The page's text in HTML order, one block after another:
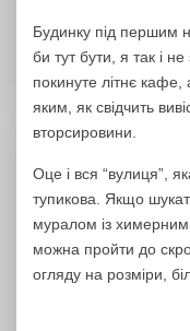
Будинку під першим
би тут бути, я так і
покинуте літнє
яким, як свідчить
вторсировини.
Оце і вся “вулиця”,
тупикова. Якщо
муралом із
можна пройти до
огляду на розміри,